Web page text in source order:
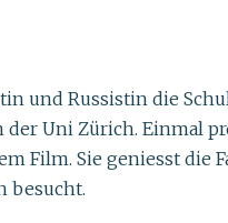
und Russistin die
Uni Zürich. Einmal
Film. Sie geniesst die
besucht.